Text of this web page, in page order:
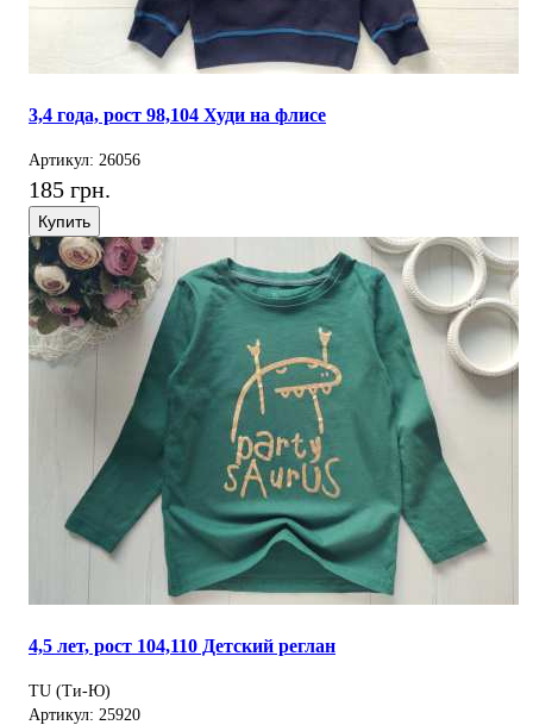
3,4 года, рост 98,104 Худи на флисе
Артикул: 26056
185 грн.
Купить
4,5 лет, рост 104,110 Детский реглан
TU (Ти-Ю)
Артикул: 25920